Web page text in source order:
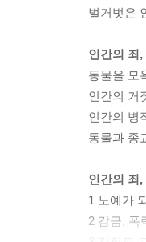
벌거벗은
인간의 죄,
동물을 모
인간의 거
인간의 병
동물과 종
인간의 죄,
1 노예가
2 감금, 폭